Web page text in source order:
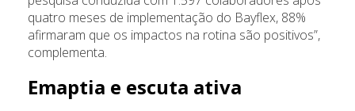
quatro meses de implementação do Bayflex, 88%
afirmaram que os impactos na rotina são positivos”,
complementa.
Emaptia e escuta ativa